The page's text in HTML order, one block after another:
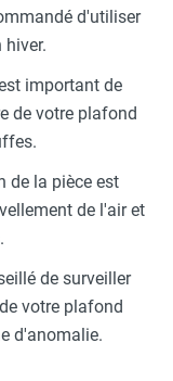
d'utiliser
important de
de votre plafond
de la pièce est
de l'air et
de surveiller
votre plafond
d'anomalie.